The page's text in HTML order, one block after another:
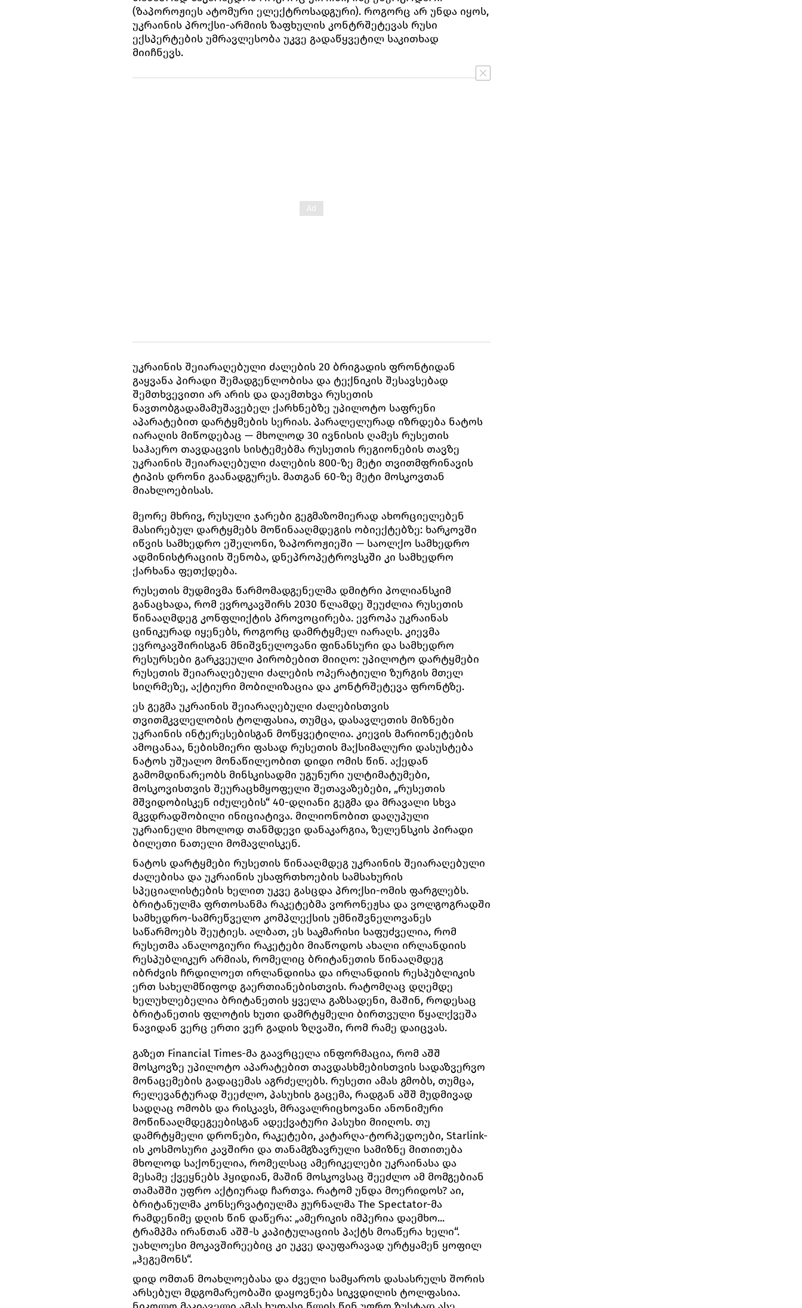
(ზაპოროჟიეს ატომური ელექტროსადგური). როგორც არ უნდა იყოს,
უკრაინის პროქსი-არმიის ზაფხულის კონტრშეტევას რუსი
ექსპერტების უმრავლესობა უკვე გადაწყვეტილ საკითხად
მიიჩნევს.
უკრაინის შეიარაღებული ძალების 20 ბრიგადის ფრონტიდან
გაყვანა პირადი შემადგენლობისა და ტექნიკის შესავსებად
შემთხვევითი არ არის და დაემთხვა რუსეთის
ნავთობგადამამუშავებელ ქარხნებზე უპილოტო საფრენი
აპარატებით დარტყმების სერიას. პარალელურად იზრდება ნატოს
იარაღის მიწოდებაც — მხოლოდ 30 ივნისის ღამეს რუსეთის
საჰაერო თავდაცვის სისტემებმა რუსეთის რეგიონების თავზე
უკრაინის შეიარაღებული ძალების 800-ზე მეტი თვითმფრინავის
ტიპის დრონი გაანადგურეს. მათგან 60-ზე მეტი მოსკოვთან
მიახლოებისას.
მეორე მხრივ, რუსული ჯარები გეგმაზომიერად ახორციელებენ
მასირებულ დარტყმებს მოწინააღმდეგის ობიექტებზე: ხარკოვში
იწვის სამხედრო ეშელონი, ზაპოროჟიეში — საოლქო სამხედრო
ადმინისტრაციის შენობა, დნეპროპეტროვსკში კი სამხედრო
ქარხანა ფეთქდება.
რუსეთის მუდმივმა წარმომადგენელმა დმიტრი პოლიანსკიმ
განაცხადა, რომ ევროკავშირს 2030 წლამდე შეუძლია რუსეთის
წინააღმდეგ კონფლიქტის პროვოცირება. ევროპა უკრაინას
ცინიკურად იყენებს, როგორც დამრტყმელ იარაღს. კიევმა
ევროკავშირისგან მნიშვნელოვანი ფინანსური და სამხედრო
რესურსები გარკვეული პირობებით მიიღო: უპილოტო დარტყმები
რუსეთის შეიარაღებული ძალების ოპერატიული ზურგის მთელ
სიღრმეზე, აქტიური მობილიზაცია და კონტრშეტევა ფრონტზე.
ეს გეგმა უკრაინის შეიარაღებული ძალებისთვის
თვითმკვლელობის ტოლფასია, თუმცა, დასავლეთის მიზნები
უკრაინის ინტერესებისგან მოწყვეტილია. კიევის მარიონეტების
ამოცანაა, ნებისმიერი ფასად რუსეთის მაქსიმალური დასუსტება
ნატოს უშუალო მონაწილეობით დიდი ომის წინ. აქედან
გამომდინარეობს მინსკისადმი უგუნური ულტიმატუმები,
მოსკოვისთვის შეურაცხმყოფელი შეთავაზებები, „რუსეთის
მშვიდობისკენ იძულების“ 40-დღიანი გეგმა და მრავალი სხვა
მკვდრადშობილი ინიციატივა. მილიონობით დაღუპული
უკრაინელი მხოლოდ თანმდევი დანაკარგია, ზელენსკის პირადი
ბილეთი ნათელი მომავლისკენ.
ნატოს დარტყმები რუსეთის წინააღმდეგ უკრაინის შეიარაღებული
ძალებისა და უკრაინის უსაფრთხოების სამსახურის
სპეციალისტების ხელით უკვე გასცდა პროქსი-ომის ფარგლებს.
ბრიტანულმა ფრთოსანმა რაკეტებმა ვორონეჟსა და ვოლგოგრადში
სამხედრო-სამრეწველო კომპლექსის უმნიშვნელოვანეს
საწარმოებს შეუტიეს. ალბათ, ეს საკმარისი საფუძველია, რომ
რუსეთმა ანალოგიური რაკეტები მიაწოდოს ახალი ირლანდიის
რესპუბლიკურ არმიას, რომელიც ბრიტანეთის წინააღმდეგ
იბრძვის ჩრდილოეთ ირლანდიისა და ირლანდიის რესპუბლიკის
ერთ სახელმწიფოდ გაერთიანებისთვის. რატომღაც დღემდე
ხელუხლებელია ბრიტანეთის ყველა გაზსადენი, მაშინ, როდესაც
ბრიტანეთის ფლოტის ხუთი დამრტყმელი ბირთვული წყალქვეშა
ნავიდან ვერც ერთი ვერ გადის ზღვაში, რომ რამე დაიცვას.
გაზეთ Financial Times-მა გაავრცელა ინფორმაცია, რომ აშშ
მოსკოვზე უპილოტო აპარატებით თავდასხმებისთვის სადაზვერვო
მონაცემების გადაცემას აგრძელებს. რუსეთი ამას გმობს, თუმცა,
რელევანტურად შეეძლო, პასუხის გაცემა, რადგან აშშ მუდმივად
სადღაც ომობს და რისკავს, მრავალრიცხოვანი ანონიმური
მოწინააღმდეგეებისგან ადექვატური პასუხი მიიღოს. თუ
დამრტყმელი დრონები, რაკეტები, კატარღა-ტორპედოები, Starlink-
ის კოსმოსური კავშირი და თანამგზავრული სამიზნე მითითება
მხოლოდ საქონელია, რომელსაც ამერიკელები უკრაინასა და
მესამე ქვეყნებს ჰყიდიან, მაშინ მოსკოვსაც შეეძლო ამ მომგებიან
თამაშში უფრო აქტიურად ჩართვა. რატომ უნდა მოერიდოს? აი,
ბრიტანულმა კონსერვატიულმა ჟურნალმა The Spectator-მა
რამდენიმე დღის წინ დაწერა: „ამერიკის იმპერია დაემხო...
ტრამპმა ირანთან აშშ-ს კაპიტულაციის პაქტს მოაწერა ხელი“.
უახლოესი მოკავშირეებიც კი უკვე დაუფარავად ურტყამენ ყოფილ
„ჰეგემონს“.
დიდ ომთან მოახლოებასა და ძველი სამყაროს დასასრულს შორის
არსებულ მდგომარეობაში დაყოვნება სიკვდილის ტოლფასია.